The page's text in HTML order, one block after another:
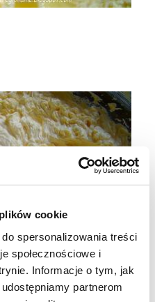
cookie
spersonalizowania treści
społecznościowe i
Informacje o tym, jak
partnerom